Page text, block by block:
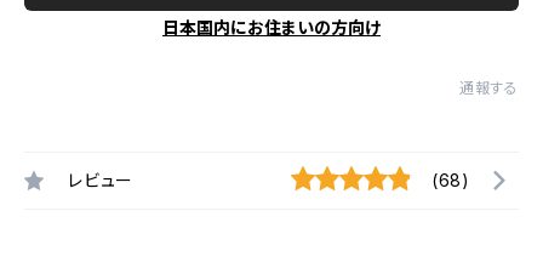
日本国内にお住まいの方向け
通報する
レビュー (68)